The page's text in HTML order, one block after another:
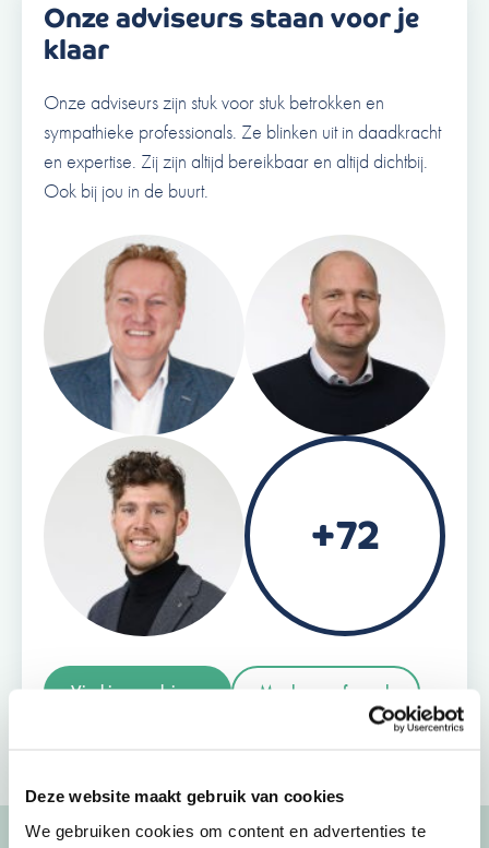
Deze website maakt gebruik van cookies
We gebruiken cookies om content en advertenties te
Onze adviseurs staan voor je
klaar
Onze adviseurs zijn stuk voor stuk betrokken en
sympathieke professionals. Ze blinken uit in daadkracht
en expertise. Zij zijn altijd bereikbaar en altijd dichtbij.
Ook bij jou in de buurt.
+72
Vind jouw adviseur Maak een afspraak